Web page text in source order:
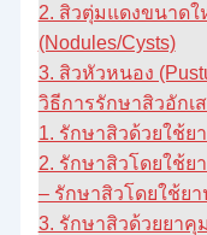
2. สิวตุ่มแดงขนาด
(Nodules/Cysts)
3. สิวหัวหนอง
วิธีการรักษาสิวอักเ
1. รักษาสิวด้วยใช้ย
2. รักษาสิวโดยใช้
– รักษาสิวโดยใช้ย
3. รักษาสิวด้วยยาคุ